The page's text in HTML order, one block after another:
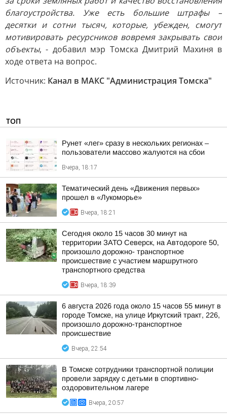
благоустройства. Уже есть большие штрафы –
десятки и сотни тысяч, которые, убежден, смогут
мотивировать ресурсников вовремя закрывать свои
объекты, - добавил мэр Томска Дмитрий Махиня в
ходе ответа на вопрос.
Источник: Канал в МАКС "Администрация Томска"
ТОП
Рунет «лег» сразу в нескольких регионах –
пользователи массово жалуются на сбои
Вчера, 18:17
Тематический день «Движения первых»
прошел в «Лукоморье»
Вчера, 18:21
Сегодня около 15 часов 30 минут на
территории ЗАТО Северск, на Автодороге 50,
произошло дорожно- транспортное
происшествие с участием маршрутного
транспортного средства
Вчера, 18:39
6 августа 2026 года около 15 часов 55 минут в
городе Томске, на улице Иркутский тракт, 226,
произошло дорожно-транспортное
происшествие
Вчера, 22:54
В Томске сотрудники транспортной полиции
провели зарядку с детьми в спортивно-
оздоровительном лагере
Вчера, 20:57